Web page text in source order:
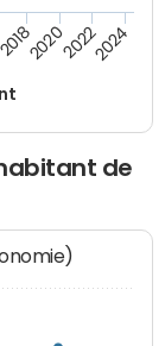
2018202020222024
de